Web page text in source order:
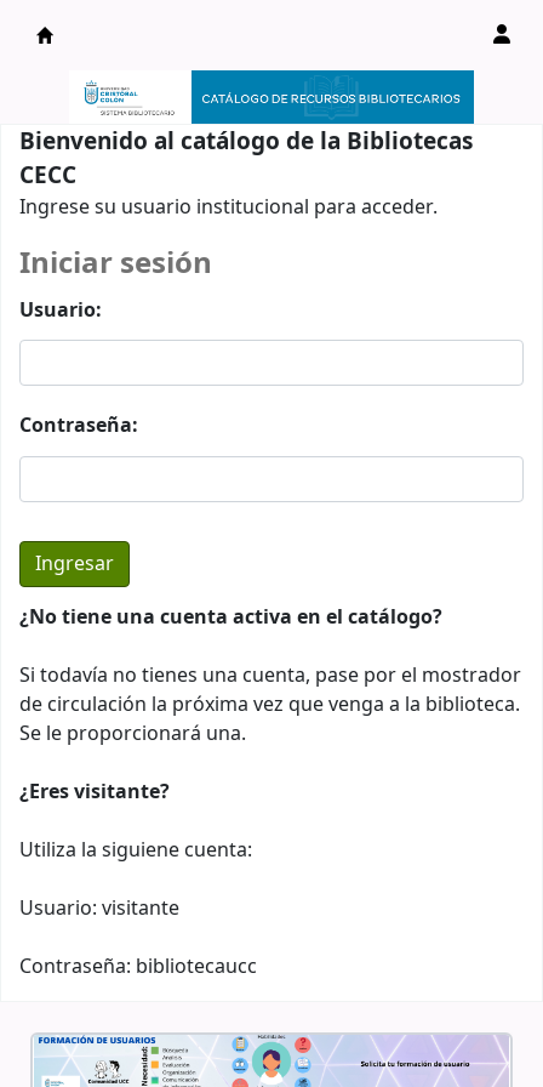
Catálogo en línea
Bienvenido al catálogo de la Bibliotecas
CECC
Ingrese su usuario institucional para acceder.
Iniciar sesión
Usuario:
Contraseña:
¿No tiene una cuenta activa en el catálogo?
Si todavía no tienes una cuenta, pase por el mostrador
de circulación la próxima vez que venga a la biblioteca.
Se le proporcionará una.
¿Eres visitante?
Utiliza la siguiene cuenta:
Usuario: visitante
Contraseña: bibliotecaucc